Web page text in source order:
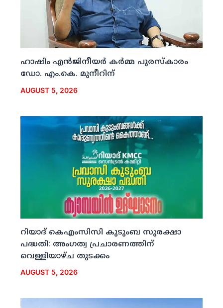
ഹാഷിം എന്‍ജിനീയര്‍ കര്‍മ്മ പുരസ്‌കാരം
ഡോ. എം.കെ. മുനീറിന്
AUGUST 5, 2026
റിയാദ് കെഎംസിസി കുടുംബ സുരക്ഷാ
പദ്ധതി: അംഗത്വ പ്രചാരണത്തിന്
വെള്ളിയാഴ്ച തുടക്കം
AUGUST 5, 2026